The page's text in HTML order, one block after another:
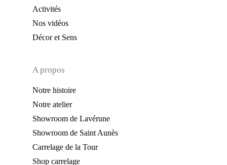
Activités
Nos vidéos
Décor et Sens
A propos
Notre histoire
Notre atelier
Showroom de Lavérune
Showroom de Saint Aunès
Carrelage de la Tour
Shop carrelage